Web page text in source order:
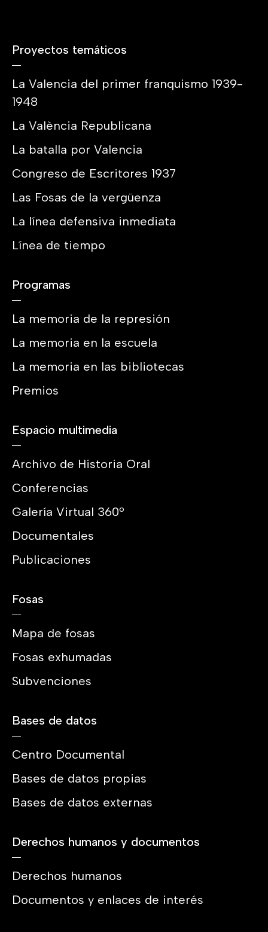
Proyectos temáticos
La Valencia del primer franquismo 1939-
1948
La València Republicana
La batalla por Valencia
Congreso de Escritores 1937
Las Fosas de la vergüenza
La línea defensiva inmediata
Línea de tiempo
Programas
La memoria de la represión
La memoria en la escuela
La memoria en las bibliotecas
Premios
Espacio multimedia
Archivo de Historia Oral
Conferencias
Galería Virtual 360º
Documentales
Publicaciones
Fosas
Mapa de fosas
Fosas exhumadas
Subvenciones
Bases de datos
Centro Documental
Bases de datos propias
Bases de datos externas
Derechos humanos y documentos
Derechos humanos
Documentos y enlaces de interés